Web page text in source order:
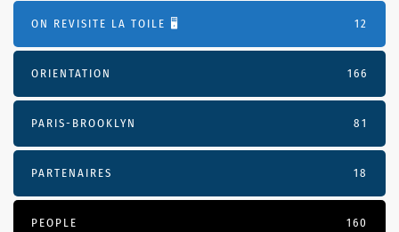
ON REVISITE LA TOILE 🖥️ 12
ORIENTATION 166
PARIS-BROOKLYN 81
PARTENAIRES 18
PEOPLE 160